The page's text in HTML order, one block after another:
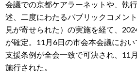
会議での京都ケアラーネットや、執
述、二度にわたるパブリックコメン
見が寄せられた）の実施を経て、
が確定。11月6日の市会本会議にお
支援条例が全会一致で可決され、11
施行された。